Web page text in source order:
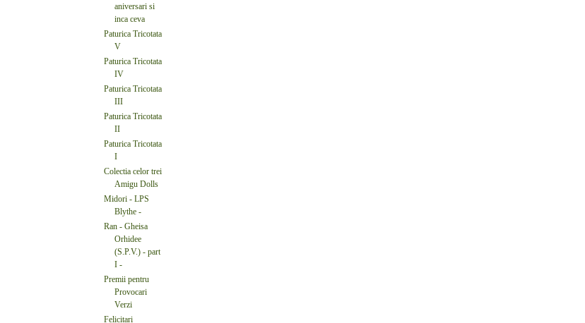
aniversari si
inca ceva
Paturica Tricotata
V
Paturica Tricotata
IV
Paturica Tricotata
III
Paturica Tricotata
II
Paturica Tricotata
I
Colectia celor trei
Amigu Dolls
Midori - LPS
Blythe -
Ran - Gheisa
Orhidee
(S.P.V.) - part
I -
Premii pentru
Provocari
Verzi
Felicitari